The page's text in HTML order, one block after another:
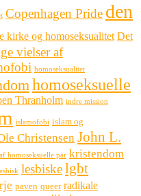
Copenhagen Pride den
kirke og homoseksualitet Det
vielser af
homoseksualitet
homoseksuelle
Thranholm indre mission
islamofobi islam og
Christensen John L.
homoseksuelle par kristendom
lesbiskelgbt
paven queer radikale